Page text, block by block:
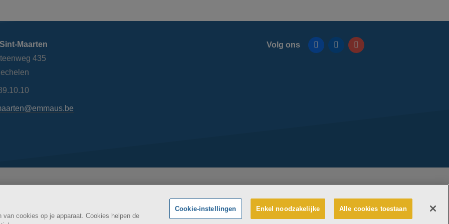
Maarten
435
Volg ons FacebookLinkedinInstagram
Maatschappelijke zetel Edgard Tinellaan 1c, 2800 Mechelen
BE 0411 515 075, RPR Antwerpen (Mechelen)
van cookies op je apparaat. Cookies helpen de
Cookie-instellingen Enkel noodzakelijke Alle cookies toestaan